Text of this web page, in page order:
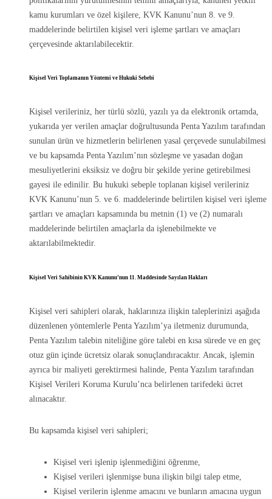
kamu kurumları ve özel kişilere, KVK Kanunu’nun 8. ve 9.
maddelerinde belirtilen kişisel veri işleme şartları ve amaçları
çerçevesinde aktarılabilecektir.
Kişisel Veri Toplamanın Yöntemi ve Hukuki Sebebi
Kişisel verileriniz, her türlü sözlü, yazılı ya da elektronik ortamda,
yukarıda yer verilen amaçlar doğrultusunda Penta Yazılım tarafından
sunulan ürün ve hizmetlerin belirlenen yasal çerçevede sunulabilmesi
ve bu kapsamda Penta Yazılım’nın sözleşme ve yasadan doğan
mesuliyetlerini eksiksiz ve doğru bir şekilde yerine getirebilmesi
gayesi ile edinilir. Bu hukuki sebeple toplanan kişisel verileriniz
KVK Kanunu’nun 5. ve 6. maddelerinde belirtilen kişisel veri işleme
şartları ve amaçları kapsamında bu metnin (1) ve (2) numaralı
maddelerinde belirtilen amaçlarla da işlenebilmekte ve
aktarılabilmektedir.
Kişisel Veri Sahibinin KVK Kanunu’nun 11. Maddesinde Sayılan Hakları
Kişisel veri sahipleri olarak, haklarınıza ilişkin taleplerinizi aşağıda
düzenlenen yöntemlerle Penta Yazılım’ya iletmeniz durumunda,
Penta Yazılım talebin niteliğine göre talebi en kısa sürede ve en geç
otuz gün içinde ücretsiz olarak sonuçlandıracaktır. Ancak, işlemin
ayrıca bir maliyeti gerektirmesi halinde, Penta Yazılım tarafından
Kişisel Verileri Koruma Kurulu’nca belirlenen tarifedeki ücret
alınacaktır.
Bu kapsamda kişisel veri sahipleri;
Kişisel veri işlenip işlenmediğini öğrenme,
Kişisel verileri işlenmişse buna ilişkin bilgi talep etme,
Kişisel verilerin işlenme amacını ve bunların amacına uygun